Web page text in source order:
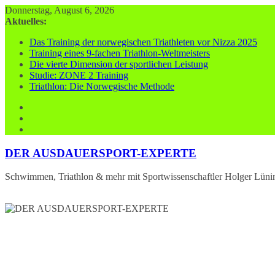
Zum
Inhalt
Donnerstag, August 6, 2026
Aktuelles:
Das Training der norwegischen Triathleten vor Nizza 2025
Training eines 9-fachen Triathlon-Weltmeisters
Die vierte Dimension der sportlichen Leistung
Studie: ZONE 2 Training
Triathlon: Die Norwegische Methode
DER AUSDAUERSPORT-EXPERTE
Schwimmen, Triathlon & mehr mit Sportwissenschaftler Holger